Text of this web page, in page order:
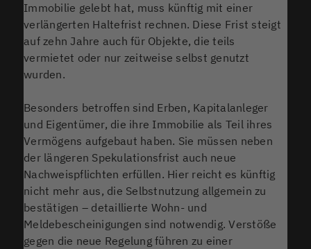
Immobilie gelebt hat, muss künftig mit einer
verlängerten Haltefrist rechnen. Diese Frist steigt
auf zehn Jahre auch für Objekte, die teils
vermietet oder nur zeitweise selbst genutzt
wurden.
Besonders betroffen sind Erben, Kapitalanleger
und Eigentümer, die ihre Immobilie als Teil ihres
Vermögens aufgebaut haben. Sie müssen neben
der längeren Spekulationsfrist auch neue
Nachweispflichten erfüllen. Hier reicht es künftig
nicht mehr aus, die Selbstnutzung allgemein zu
bestätigen – detaillierte Wohn- und
Meldebescheinigungen sind notwendig. Verstöße
gegen die neue Regelung führen zu einer